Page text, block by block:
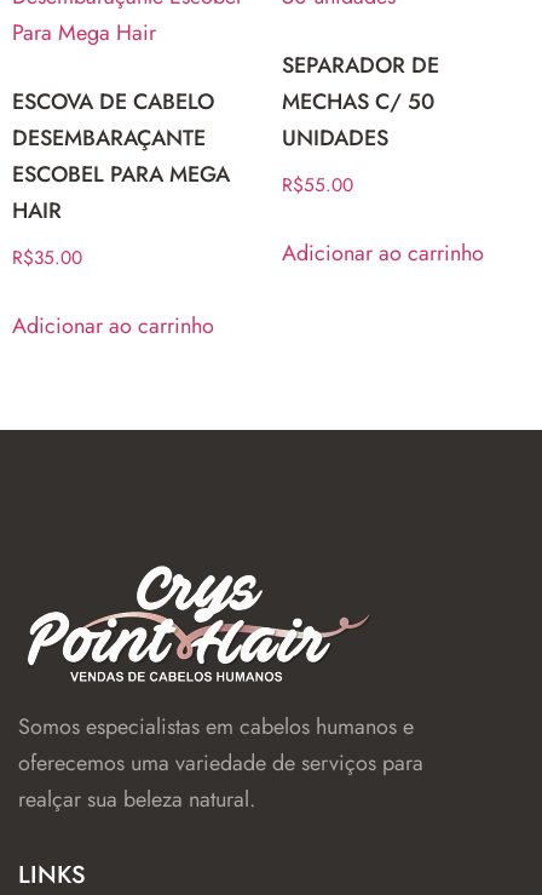
ESCOVA DE CABELO
DESEMBARAÇANTE
ESCOBEL PARA MEGA
HAIR
R$35.00
Adicionar ao carrinho
SEPARADOR DE
MECHAS C/ 50
UNIDADES
R$55.00
Adicionar ao carrinho
Somos especialistas em cabelos humanos e
oferecemos uma variedade de serviços para
realçar sua beleza natural.
LINKS